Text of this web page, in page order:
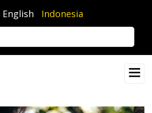
English Indonesia